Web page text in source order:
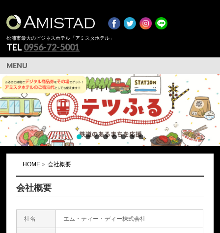
松浦市最大のビジネスホテル「アミスタホテル」
TEL 0956-72-5001
MENU
HOME » 会社概要
会社概要
社名 エム・ティー・ディー株式会社